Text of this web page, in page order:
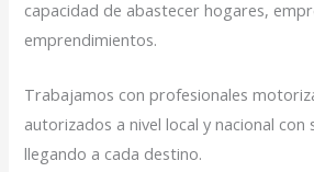
capacidad de abastecer hogares,
emprendimientos.
Trabajamos con profesionales
autorizados a nivel local y nacional con
llegando a cada destino.